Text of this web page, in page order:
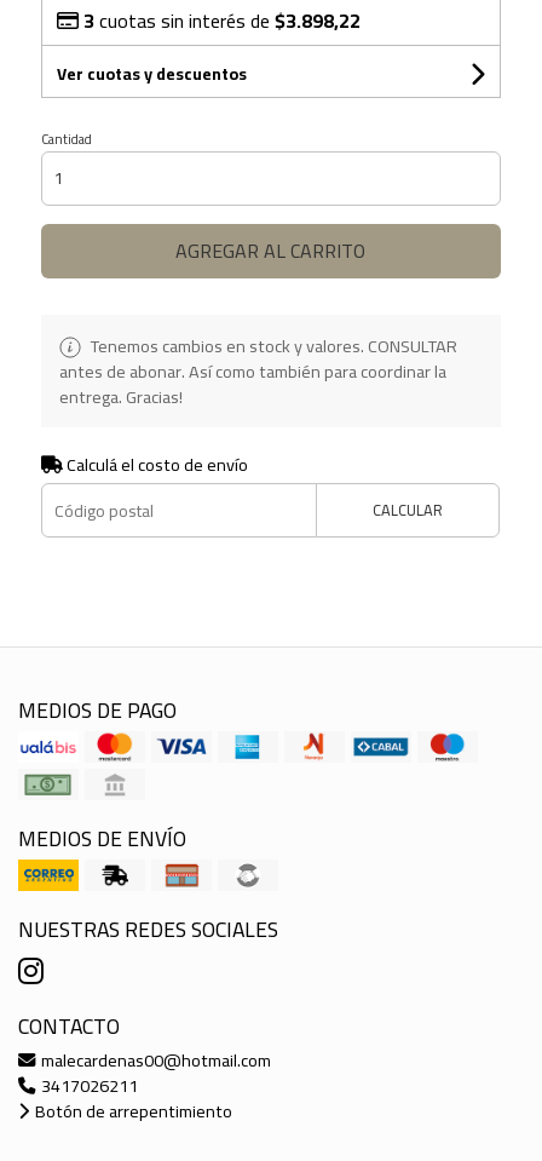
3cuotas sin interés de$3.898,22
Ver cuotas y descuentos
Cantidad
AGREGAR AL CARRITO
Tenemos cambios en stock y valores. CONSULTAR
antes de abonar. Así como también para coordinar la
entrega. Gracias!
Calculá el costo de envío
CALCULAR
MEDIOS DE PAGO
MEDIOS DE ENVÍO
NUESTRAS REDES SOCIALES
CONTACTO
malecardenas00@hotmail.com
3417026211
Botón de arrepentimiento